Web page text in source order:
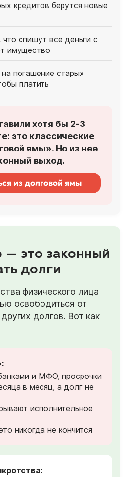
кредитов берутся новые
спишут все деньги с
имущество
погашение старых
платить
хотя бы 2-3
это классические
ямы». Но из нее
выход.
из долговой ямы
— это законный
долги
физического лица
освободиться от
долгов. Вот как
и МФО, просрочки
в месяц, а долг не
исполнительное
никогда не кончится